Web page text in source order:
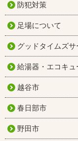
防犯対策
足場について
グッドタイムズサ
給湯器・エコキュ
越谷市
春日部市
野田市